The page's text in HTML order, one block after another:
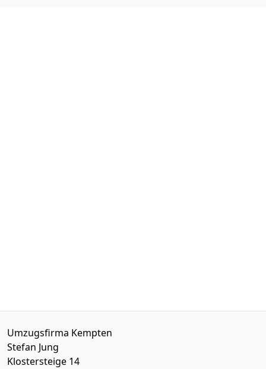
Umzugsfirma Kempten
Stefan Jung
Klostersteige 14